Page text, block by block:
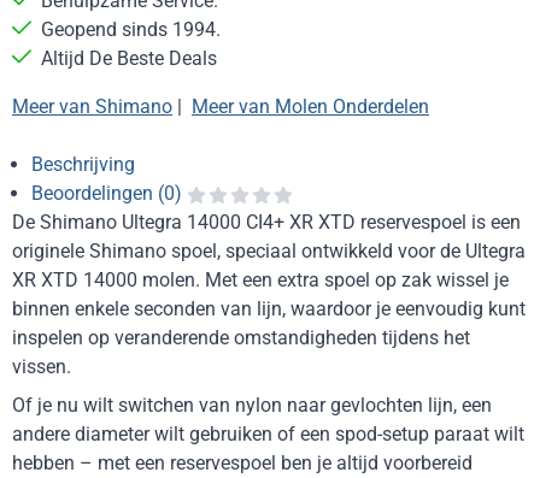
Geopend sinds 1994.
Altijd De Beste Deals
Meer van Shimano | Meer van Molen Onderdelen
Beschrijving
Beoordelingen (0)
De Shimano Ultegra 14000 CI4+ XR XTD reservespoel is een
originele Shimano spoel, speciaal ontwikkeld voor de Ultegra
XR XTD 14000 molen. Met een extra spoel op zak wissel je
binnen enkele seconden van lijn, waardoor je eenvoudig kunt
inspelen op veranderende omstandigheden tijdens het
vissen.
Of je nu wilt switchen van nylon naar gevlochten lijn, een
andere diameter wilt gebruiken of een spod-setup paraat wilt
hebben – met een reservespoel ben je altijd voorbereid